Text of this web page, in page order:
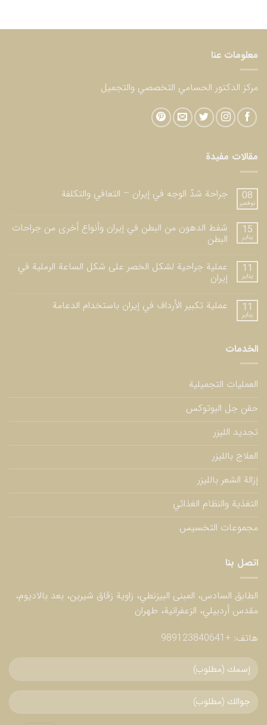
معلومات عنا
مركز الدكتور الحسامي التخصصي والتجميل
مقالات مفيدة
08
نوفمبر
جراحة شدّ الوجه في إيران – التعافي والتكلفة
15
يناير
شفط الدهون من البطن في إيران وأنواع أخرى من جراحات
البطن
11
يناير
عملية جراحية لشكل الخصر على شكل الساعة الرملية في
إيران
11
يناير
عملية تكبير الأرداف في إيران باستخدام الدعامة
الخدمات
العمليات التجميلية
حقن جل البوتوكس
تجديد الليزر
العلاج بالليزر
إزالة الشعر بالليزر
التغذية والنظام الغذائي
مجموعات التخسيس
اتصل بنا
الطابق السادس، المبنى البيزنطي، زاوية زقاق شيرين، بعد بالاديوم،
مقدس أردبيلي، الزعفرانية، طهران
هاتف: +989123840641